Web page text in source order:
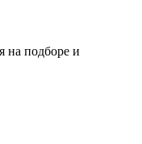
на подборе и